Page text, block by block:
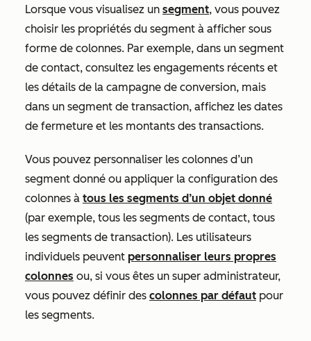
Lorsque vous visualisez un segment, vous pouvez
choisir les propriétés du segment à afficher sous
forme de colonnes. Par exemple, dans un segment
de contact, consultez les engagements récents et
les détails de la campagne de conversion, mais
dans un segment de transaction, affichez les dates
de fermeture et les montants des transactions.
Vous pouvez personnaliser les colonnes d’un
segment donné ou appliquer la configuration des
colonnes à tous les segments d’un objet donné
(par exemple, tous les segments de contact, tous
les segments de transaction). Les utilisateurs
individuels peuvent personnaliser leurs propres
colonnes ou, si vous êtes un super administrateur,
vous pouvez définir des colonnes par défaut pour
les segments.